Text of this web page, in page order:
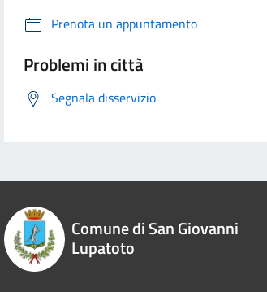
Prenota un appuntamento
Problemi in città
Segnala disservizio
Comune di San Giovanni
Lupatoto